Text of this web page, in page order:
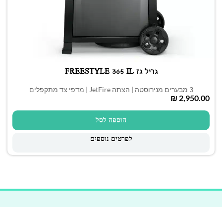
גריל גז FREESTYLE 365 IL
3 מבערים מנירוסטה | הצתה JetFire | מדפי צד מתקפלים
₪
הוספה לסל
לפרטים נוספים